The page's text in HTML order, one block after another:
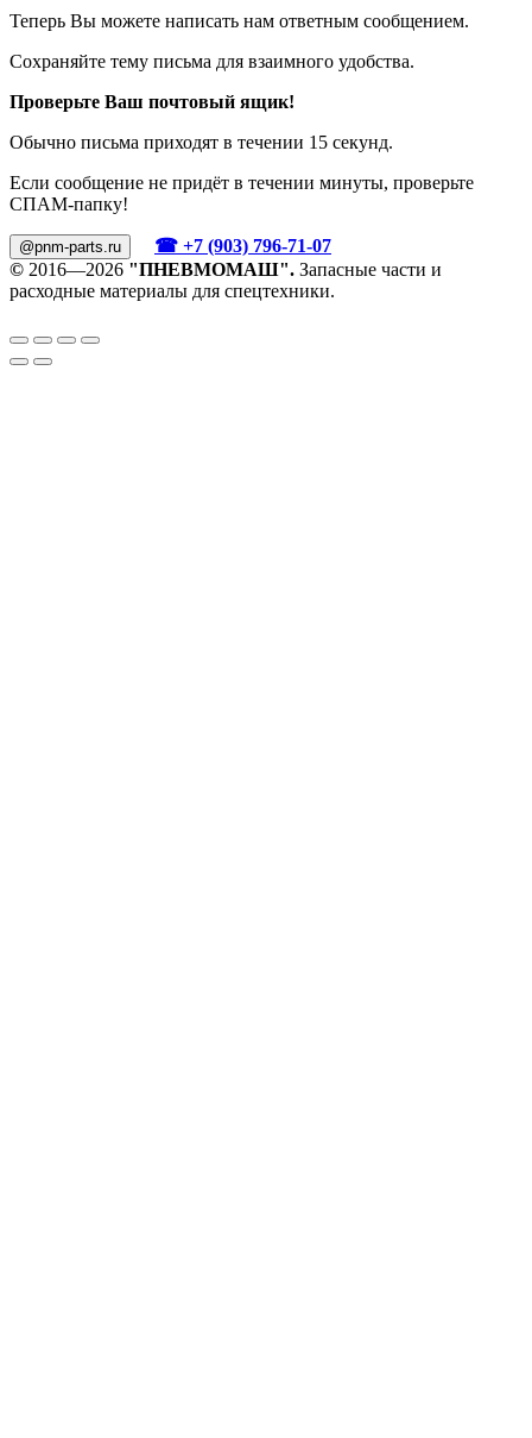
Теперь Вы можете написать нам ответным сообщением.
Сохраняйте тему письма для взаимного удобства.
Проверьте Ваш почтовый ящик!
Обычно письма приходят в течении 15 секунд.
Если сообщение не придёт в течении минуты, проверьте
СПАМ-папку!
@pnm-parts.ru
☎ +7 (903) 796-71-07
© 2016—2026 "ПНЕВМОМАШ". Запасные части и
расходные материалы для спецтехники.